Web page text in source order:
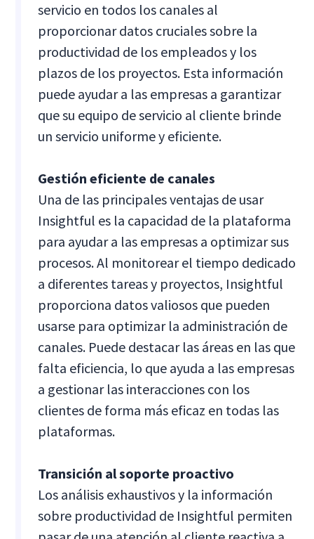
servicio en todos los canales al
proporcionar datos cruciales sobre la
productividad de los empleados y los
plazos de los proyectos. Esta información
puede ayudar a las empresas a garantizar
que su equipo de servicio al cliente brinde
un servicio uniforme y eficiente.
Gestión eficiente de canales
Una de las principales ventajas de usar
Insightful es la capacidad de la plataforma
para ayudar a las empresas a optimizar sus
procesos. Al monitorear el tiempo dedicado
a diferentes tareas y proyectos, Insightful
proporciona datos valiosos que pueden
usarse para optimizar la administración de
canales. Puede destacar las áreas en las que
falta eficiencia, lo que ayuda a las empresas
a gestionar las interacciones con los
clientes de forma más eficaz en todas las
plataformas.
Transición al soporte proactivo
Los análisis exhaustivos y la información
sobre productividad de Insightful permiten